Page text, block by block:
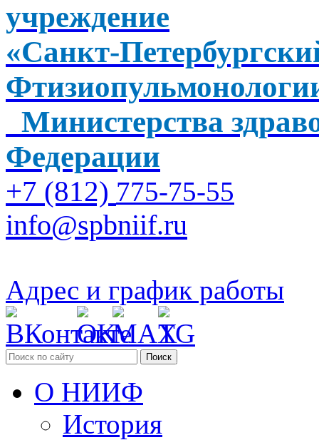
учреждение
«Санкт-
Министерства
Федерации
+7 (812) 775-75-55
info@spbniif.ru
Адрес и график работы
Поиск
О НИИФ
История